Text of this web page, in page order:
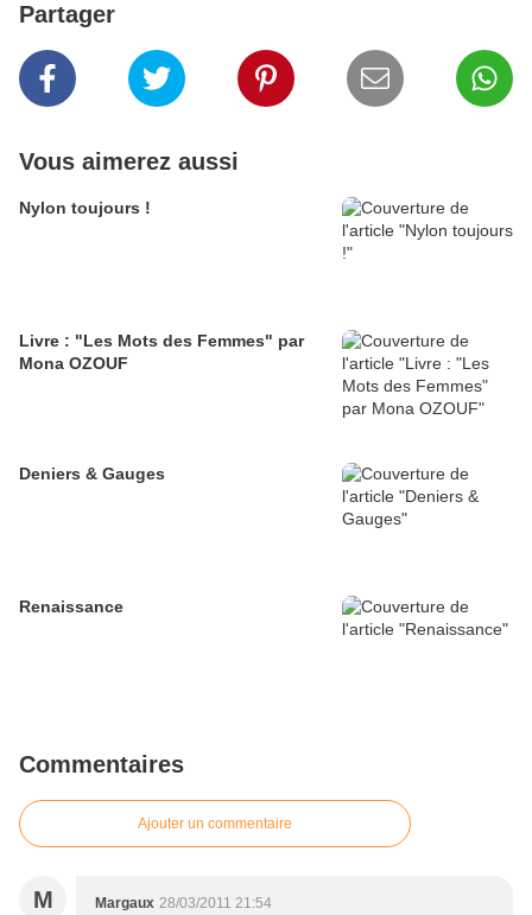
Partager
Vous aimerez aussi
Nylon toujours !
Livre : "Les Mots des Femmes" par
Mona OZOUF
Deniers & Gauges
Renaissance
Commentaires
Ajouter un commentaire
M Margaux 28/03/2011 21:54